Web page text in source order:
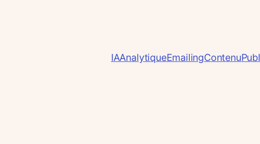
IAAnalytiqueEmailingContenu